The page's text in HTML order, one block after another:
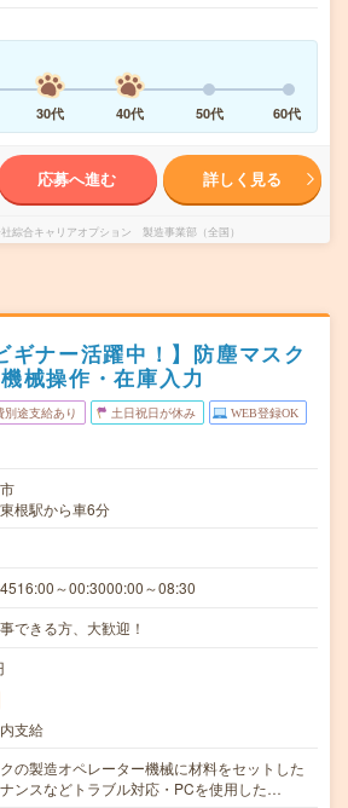
30代 40代 50代 60代
応募へ進む 詳しく見る
綜合キャリアオプション 製造事業部（全国）
ギナー活躍中！】防塵マスク
械操作・在庫入力
別途支給あり 土日祝日が休み WEB登録OK
根駅から車6分
～00:3000:00～08:30
できる方、大歓迎！
支給
の製造オペレーター機械に材料をセットした
ンスなどトラブル対応・PCを使用した…